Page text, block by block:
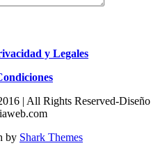
y Legales
| All Rights Reserved-Diseño
by Shark Themes